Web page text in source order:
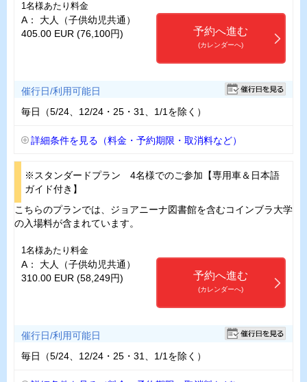
1名様あたり料金
A： 大人（子供幼児共通）
405.00 EUR (76,100円)
予約へ進む
(カレンダーへ)
催行日/利用可能日
毎日（5/24、12/24・25・31、1/1を除く）
詳細条件を見る（料金・予約期限・取消料など）
※スタンダードプラン 4名様でのご参加【専用車＆日本語
ガイド付き】
こちらのプランでは、ジョアニーナ図書館を含むコインブラ大学
の入場料が含まれています。
1名様あたり料金
A： 大人（子供幼児共通）
310.00 EUR (58,249円)
予約へ進む
(カレンダーへ)
催行日/利用可能日
毎日（5/24、12/24・25・31、1/1を除く）